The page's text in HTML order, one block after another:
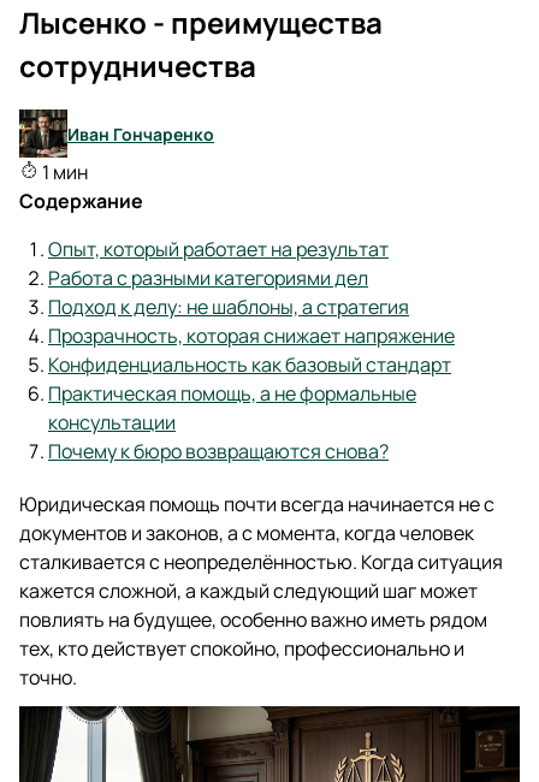
Лысенко - преимущества
сотрудничества
Иван Гончаренко
1 мин
Содержание
Опыт, который работает на результат
Работа с разными категориями дел
Подход к делу: не шаблоны, а стратегия
Прозрачность, которая снижает напряжение
Конфиденциальность как базовый стандарт
Практическая помощь, а не формальные
консультации
Почему к бюро возвращаются снова?
Юридическая помощь почти всегда начинается не с
документов и законов, а с момента, когда человек
сталкивается с неопределённостью. Когда ситуация
кажется сложной, а каждый следующий шаг может
повлиять на будущее, особенно важно иметь рядом
тех, кто действует спокойно, профессионально и
точно.